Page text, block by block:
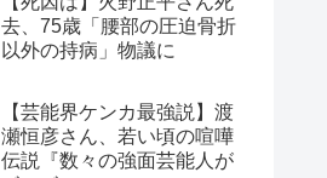
去、75歳「腰部の圧迫骨折
以外の持病」物議に
【芸能界ケンカ最強説】渡
瀬恒彦さん、若い頃の喧嘩
伝説『数々の強面芸能人が